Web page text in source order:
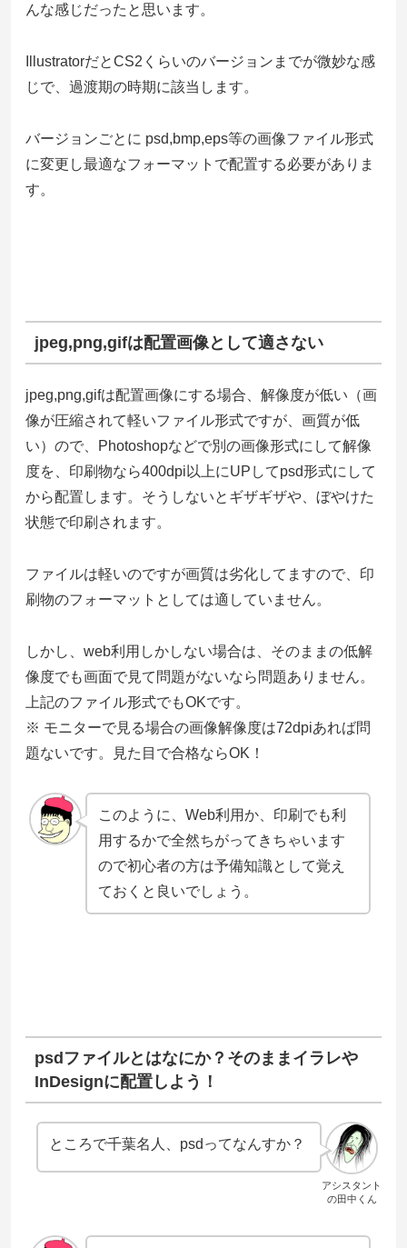
んな感じだったと思います。
IllustratorだとCS2くらいのバージョンまでが微妙な感
じで、過渡期の時期に該当します。
バージョンごとに psd,bmp,eps等の画像ファイル形式
に変更し最適なフォーマットで配置する必要がありま
す。
jpeg,png,gifは配置画像として適さない
jpeg,png,gifは配置画像にする場合、解像度が低い（画
像が圧縮されて軽いファイル形式ですが、画質が低
い）ので、Photoshopなどで別の画像形式にして解像
度を、印刷物なら400dpi以上にUPしてpsd形式にして
から配置します。そうしないとギザギザや、ぼやけた
状態で印刷されます。
ファイルは軽いのですが画質は劣化してますので、印
刷物のフォーマットとしては適していません。
しかし、web利用しかしない場合は、そのままの低解
像度でも画面で見て問題がないなら問題ありません。
上記のファイル形式でもOKです。
※ モニターで見る場合の画像解像度は72dpiあれば問
題ないです。見た目で合格ならOK！
このように、Web利用か、印刷でも利
用するかで全然ちがってきちゃいます
ので初心者の方は予備知識として覚え
ておくと良いでしょう。
psdファイルとはなにか？そのままイラレや
InDesignに配置しよう！
アシスタント
の田中くん
ところで千葉名人、psdってなんすか？